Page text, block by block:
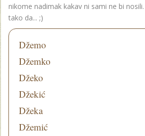
nikome nadimak kakav ni sami ne bi
tako da... ;)
Džemo
Džemko
Džeko
Džekić
Džeka
Džemić